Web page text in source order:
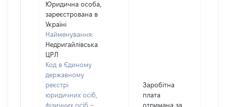
Юридична особа,
зареєстрована в
Україні
Найменування:
Недригайлівська
ЦРЛ
Код в Єдиному
державному
реєстрі
юридичних осіб,
фізичних осіб –
Заробітна
плата
отримана за